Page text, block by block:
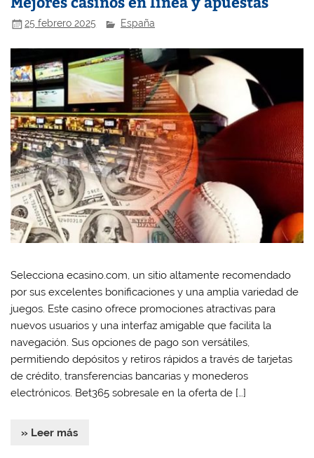
25 febrero 2025 España
Selecciona ecasino.com, un sitio altamente recomendado
por sus excelentes bonificaciones y una amplia variedad de
juegos. Este casino ofrece promociones atractivas para
nuevos usuarios y una interfaz amigable que facilita la
navegación. Sus opciones de pago son versátiles,
permitiendo depósitos y retiros rápidos a través de tarjetas
de crédito, transferencias bancarias y monederos
electrónicos. Bet365 sobresale en la oferta de […]
» Leer más